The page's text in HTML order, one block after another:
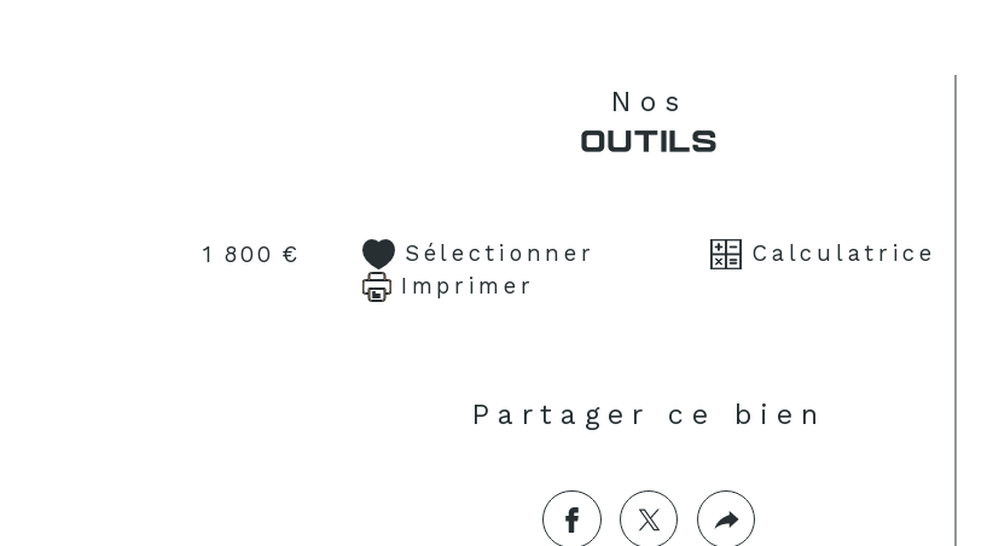
1 800 €
Nos
OUTILS
Sélectionner
Calculatrice
Imprimer
Partager ce bien